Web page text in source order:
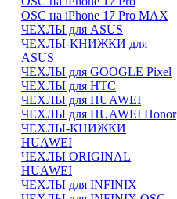
OSC на iPhone 17 Pro MAX
ЧЕХЛЫ для ASUS
ЧЕХЛЫ-КНИЖКИ для
ASUS
ЧЕХЛЫ для GOOGLE Pixel
ЧЕХЛЫ для HTC
ЧЕХЛЫ для HUAWEI
ЧЕХЛЫ для HUAWEI Honor
ЧЕХЛЫ-КНИЖКИ
HUAWEI
ЧЕХЛЫ ORIGINAL
HUAWEI
ЧЕХЛЫ для INFINIX